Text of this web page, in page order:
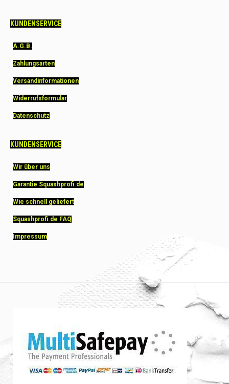
KUNDENSERVICE
A.G.B.
Zahlungsarten
Versandinformationen
Widerrufsformular
Datenschutz
KUNDENSERVICE
Wir über uns
Garantie Squashprofi.de
Wie schnell geliefert
Squashprofi.de FAQ
Impressum